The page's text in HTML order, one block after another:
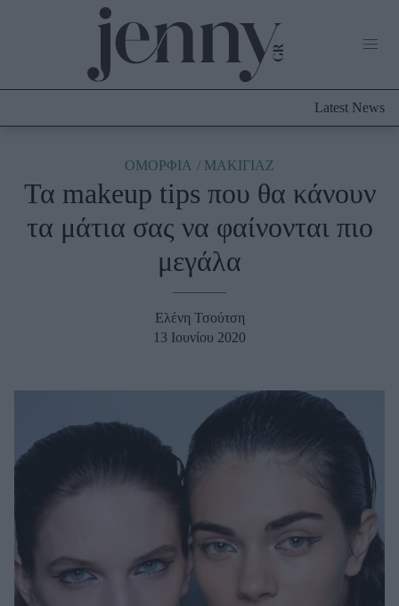
Culture
Fashion
Shopping
Beauty - Ομορφιά
Μαλλιά - Νύχια
Beauty News
Well being
Σχέσεις & Σεξ
Fitness
Latest News
ΟΜΟΡΦΙΑ ΜΑΚΙΓΙΑΖ
Τα makeup tips που θα κάνουν
τα μάτια σας να φαίνονται πιο
μεγάλα
Ελένη Τσούτση
13 Ιουνίου 2020